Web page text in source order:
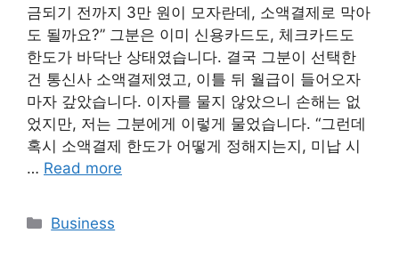
금되기 전까지 3만 원이 모자란데, 소액결제로 막아
도 될까요?” 그분은 이미 신용카드도, 체크카드도
한도가 바닥난 상태였습니다. 결국 그분이 선택한
건 통신사 소액결제였고, 이틀 뒤 월급이 들어오자
마자 갚았습니다. 이자를 물지 않았으니 손해는 없
었지만, 저는 그분에게 이렇게 물었습니다. “그런데
혹시 소액결제 한도가 어떻게 정해지는지, 미납 시
… Read more
Categories
Business